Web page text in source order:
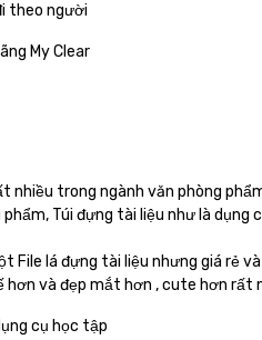
theo người
My Clear
trong ngành văn phòng
Túi đựng tài liệu như là
File lá đựng tài liệu nhưng giá rẻ
và đẹp mắt hơn , cute hơn rất
cụ học tập